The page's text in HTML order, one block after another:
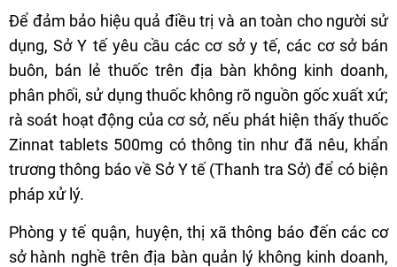
Để đảm bảo hiệu quả điều trị và an toàn cho người sử
dụng, Sở Y tế yêu cầu các cơ sở y tế, các cơ sở bán
buôn, bán lẻ thuốc trên địa bàn không kinh doanh,
phân phối, sử dụng thuốc không rõ nguồn gốc xuất xứ;
rà soát hoạt động của cơ sở, nếu phát hiện thấy thuốc
Zinnat tablets 500mg có thông tin như đã nêu, khẩn
trương thông báo về Sở Y tế (Thanh tra Sở) để có biện
pháp xử lý.
Phòng y tế quận, huyện, thị xã thông báo đến các cơ
sở hành nghề trên địa bàn quản lý không kinh doanh,